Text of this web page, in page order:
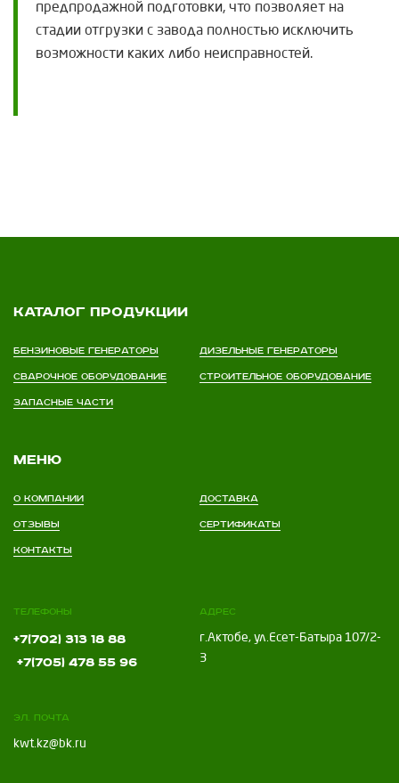
предпродажной подготовки, что позволяет на
стадии отгрузки с завода полностью исключить
возможности каких либо неисправностей.
Каталог продукции
Бензиновые генераторы Дизельные генераторы
Сварочное оборудование Строительное оборудование
Запасные части
Меню
О компании Доставка
Отзывы Сертификаты
Контакты
Телефоны
+7(702) 313 18 88
+7(705) 478 55 96
Адрес
г.Актобе, ул.Есет-Батыра 107/2-
3
Эл. почта
kwt.kz@bk.ru